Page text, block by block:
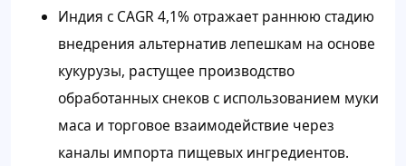
Индия с CAGR 4,1% отражает раннюю стадию
внедрения альтернатив лепешкам на основе
кукурузы, растущее производство
обработанных снеков с использованием муки
маса и торговое взаимодействие через
каналы импорта пищевых ингредиентов.